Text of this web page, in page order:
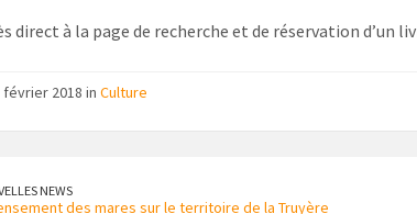
direct à la page de recherche et de réservation d’un
février 2018 in Culture
NEWS
des mares sur le territoire de la Truyère